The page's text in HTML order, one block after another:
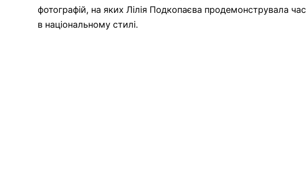
фотографій, на яких Лілія Подкопаєва продемонструвала
в національному стилі.